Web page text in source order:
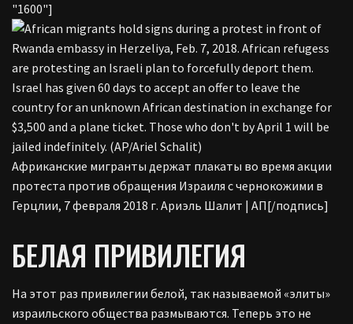
"1600"]
Африканские мигранты держат плакаты во время акции
протеста против обращения Израиля с чернокожими в
Герцлии, 7 февраля 2018 г. Ариэль Шалит | АП[/подпись]
БЕЛАЯ ПРИВИЛЕГИЯ
На этот раз привилегии белой, так называемой «элиты»
израильского общества размываются. Теперь это не